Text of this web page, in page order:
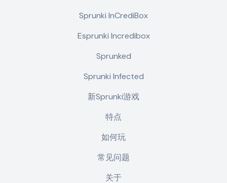
Sprunki InCrediBox
Esprunki Incredibox
Sprunked
Sprunki Infected
新Sprunki游戏
特点
如何玩
常见问题
关于